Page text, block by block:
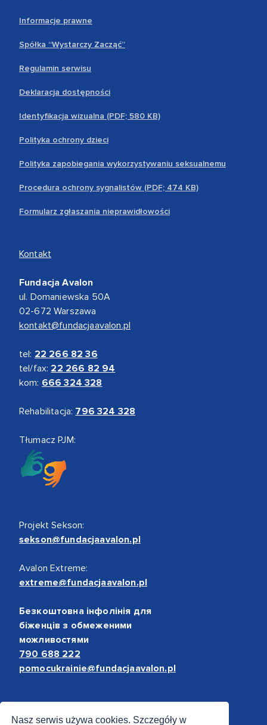
Nasz serwis używa cookies. Szczegóły w
Informacje prawne
Spółka “Wystarczy Zacząć”
Regulamin serwisu
Deklaracja dostępności
Identyfikacja wizualna (PDF; 580 KB)
Polityka ochrony dzieci
Polityka zapobiegania wykorzystywaniu seksualnemu
Procedura ochrony sygnalistów (PDF; 474 KB)
Formularz zgłaszania nieprawidłowości
Kontakt
Fundacja Avalon
ul. Domaniewska 50A
02-672 Warszawa
kontakt@fundacjaavalon.pl
tel: 22 266 82 36
tel/fax: 22 266 82 94
kom: 666 324 328
Rehabilitacja: 796 324 328
Tłumacz PJM:
Projekt Sekson:
sekson@fundacjaavalon.pl
Avalon Extreme:
extreme@fundacjaavalon.pl
Безкоштовна інфолінія для
біженців з обмеженими
можливостями
790 688 222
pomocukrainie@fundacjaavalon.pl
Bezpieczne płatności